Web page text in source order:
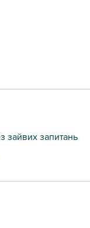
зайвих запитань